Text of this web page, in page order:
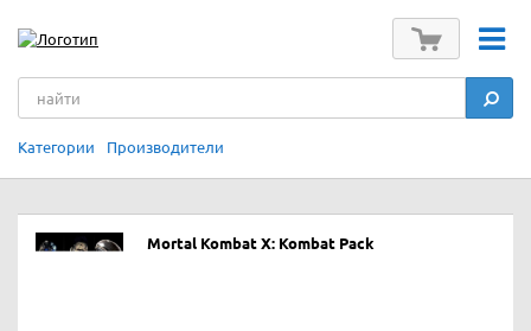
Категории Производители
Mortal Kombat X: Kombat Pack